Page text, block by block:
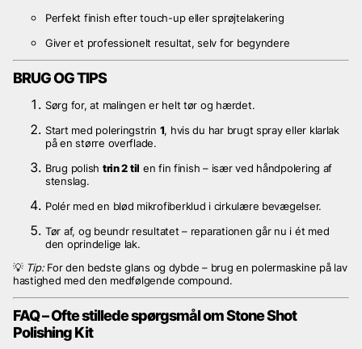
Perfekt finish efter touch-up eller sprøjtelakering
Giver et professionelt resultat, selv for begyndere
BRUG OG TIPS
Sørg for, at malingen er helt tør og hærdet.
Start med poleringstrin 1, hvis du har brugt spray eller klarlak
på en større overflade.
Brug polish trin 2 til en fin finish – især ved håndpolering af
stenslag.
Polér med en blød mikrofiberklud i cirkulære bevægelser.
Tør af, og beundr resultatet – reparationen går nu i ét med
den oprindelige lak.
💡 Tip:For den bedste glans og dybde – brug en polermaskine på lav
hastighed med den medfølgende compound.
FAQ – Ofte stillede spørgsmål om Stone Shot
Polishing Kit